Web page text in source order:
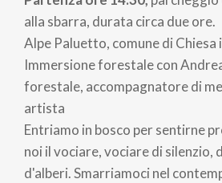
alla sbarra, durata circa due ore.
Alpe Paluetto, comune di Chiesa
Immersione forestale con
forestale, accompagnatore di
artista
Entriamo in bosco per sentirne
noi il vociare, vociare di silenzio,
d'alberi. Smarriamoci nel